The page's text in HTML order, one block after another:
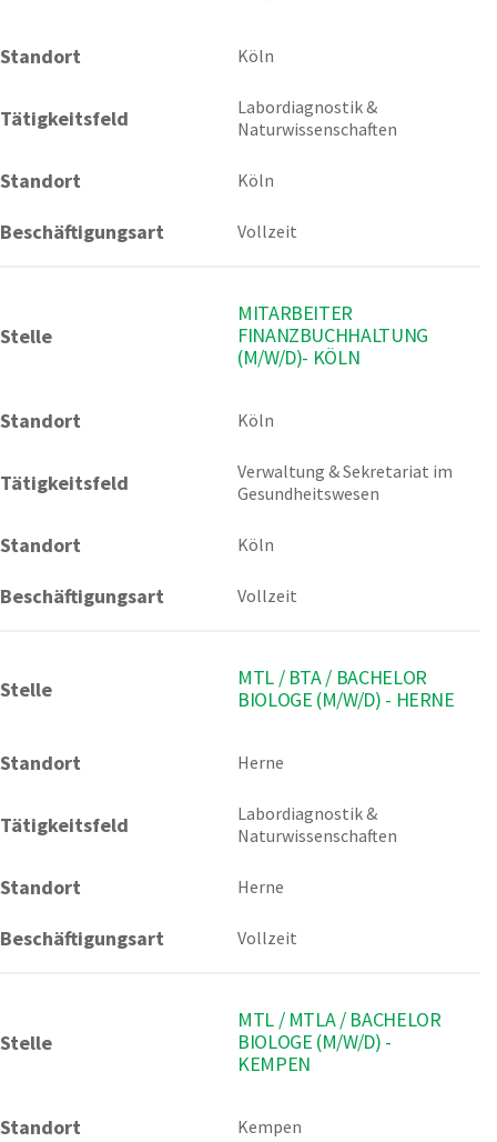
Standort Köln
Tätigkeitsfeld
Labordiagnostik &
Naturwissenschaften
Standort Köln
Beschäftigungsart Vollzeit
Stelle
MITARBEITER
FINANZBUCHHALTUNG
(M/W/D)- KÖLN
Standort Köln
Tätigkeitsfeld
Verwaltung & Sekretariat im
Gesundheitswesen
Standort Köln
Beschäftigungsart Vollzeit
Stelle
MTL / BTA / BACHELOR
BIOLOGE (M/W/D) - HERNE
Standort Herne
Tätigkeitsfeld
Labordiagnostik &
Naturwissenschaften
Standort Herne
Beschäftigungsart Vollzeit
Stelle
MTL / MTLA / BACHELOR
BIOLOGE (M/W/D) -
KEMPEN
Standort Kempen